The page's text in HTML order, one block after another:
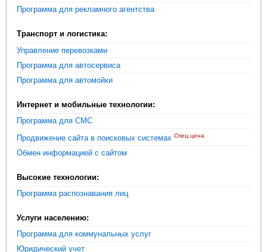
Программа для рекламного агентства
Транспорт и логистика:
Управление перевозками
Программа для автосервиса
Программа для автомойки
Интернет и мобильные технологии:
Программа для СМС
Продвижение сайта в поисковых системах Спец.цена
Обмен информацией с сайтом
Высокие технологии:
Программа распознавания лиц
Услуги населению:
Программа для коммунальных услуг
Юридический учет